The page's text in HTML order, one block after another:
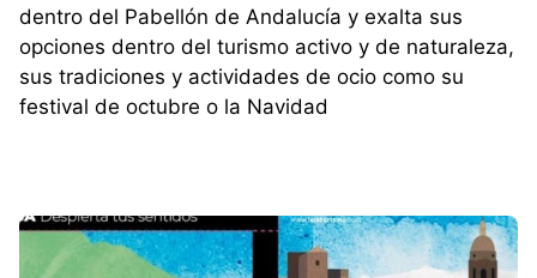
dentro del Pabellón de Andalucía y exalta sus
opciones dentro del turismo activo y de naturaleza,
sus tradiciones y actividades de ocio como su
festival de octubre o la Navidad